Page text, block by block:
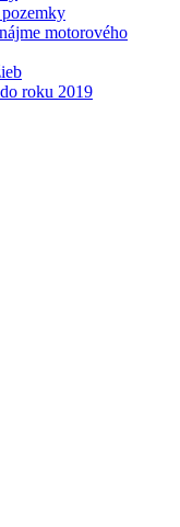
motorového
roku 2019